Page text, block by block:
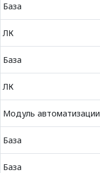
База
ЛК
База
ЛК
Модуль автоматизации
База
База